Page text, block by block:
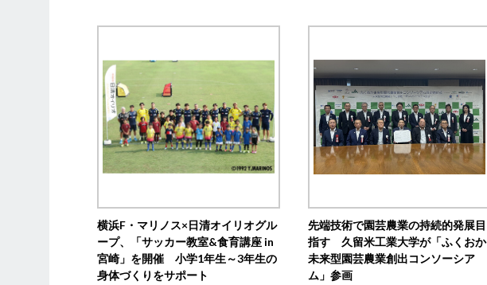
横浜F・マリノス×日清オイリオグル
ープ、「サッカー教室&食育講座 in
宮崎」を開催 小学1年生～3年生の
身体づくりをサポート
先端技術で園芸農業の持続的発展目
指す 久留米工業大学が「ふくおか
未来型園芸農業創出コンソーシア
ム」参画